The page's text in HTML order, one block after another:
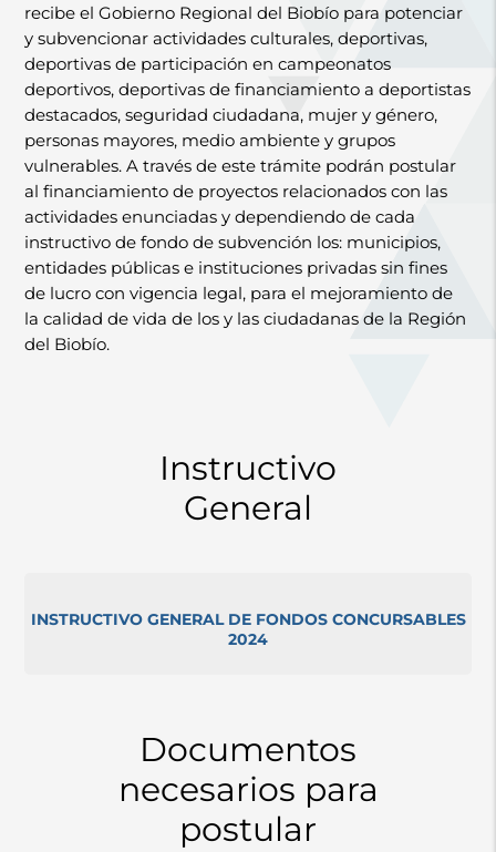
recibe el Gobierno Regional del Biobío para potenciar
y subvencionar actividades culturales, deportivas,
deportivas de participación en campeonatos
deportivos, deportivas de financiamiento a deportistas
destacados, seguridad ciudadana, mujer y género,
personas mayores, medio ambiente y grupos
vulnerables. A través de este trámite podrán postular
al financiamiento de proyectos relacionados con las
actividades enunciadas y dependiendo de cada
instructivo de fondo de subvención los: municipios,
entidades públicas e instituciones privadas sin fines
de lucro con vigencia legal, para el mejoramiento de
la calidad de vida de los y las ciudadanas de la Región
del Biobío.
Instructivo
General
INSTRUCTIVO GENERAL DE FONDOS CONCURSABLES
2024
Documentos
necesarios para
postular